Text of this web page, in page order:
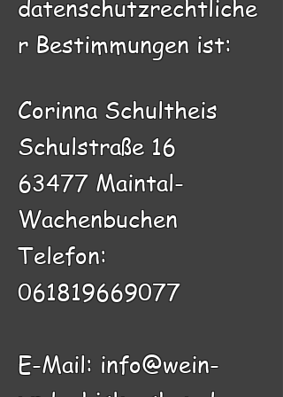
datenschutzrechtliche
r Bestimmungen ist:
Corinna Schultheis
Schulstraße 16
63477 Maintal-
Wachenbuchen
Telefon:
061819669077
E-Mail: info@wein-